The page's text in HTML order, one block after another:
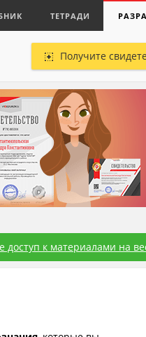
ТЕТРАДИ
Получите
к материалами на